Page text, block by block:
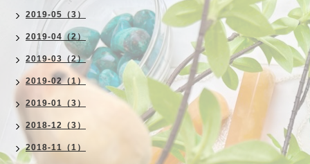
2019-05（3）
2019-04（2）
2019-03（2）
2019-02（1）
2019-01（3）
2018-12（3）
2018-11（1）